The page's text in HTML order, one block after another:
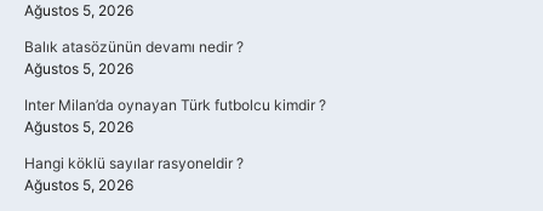
Ağustos 5, 2026
Balık atasözünün devamı nedir ?
Ağustos 5, 2026
Inter Milan’da oynayan Türk futbolcu kimdir ?
Ağustos 5, 2026
Hangi köklü sayılar rasyoneldir ?
Ağustos 5, 2026